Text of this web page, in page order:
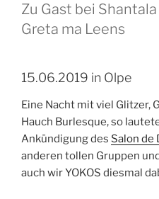
Zu Gast bei
Greta ma Leens
15.06.2019 in Olpe
Eine Nacht mit viel Glitzer,
Hauch Burlesque, so
Ankündigung des Salon de
anderen tollen Gruppen
auch wir YOKOS diesmal